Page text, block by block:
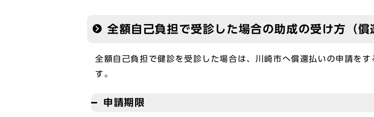
全額自己負担で受診した場合の助成の受け方（償
全額自己負担で健診を受診した場合は、川崎市へ償還払いの申請を
す。
申請期限